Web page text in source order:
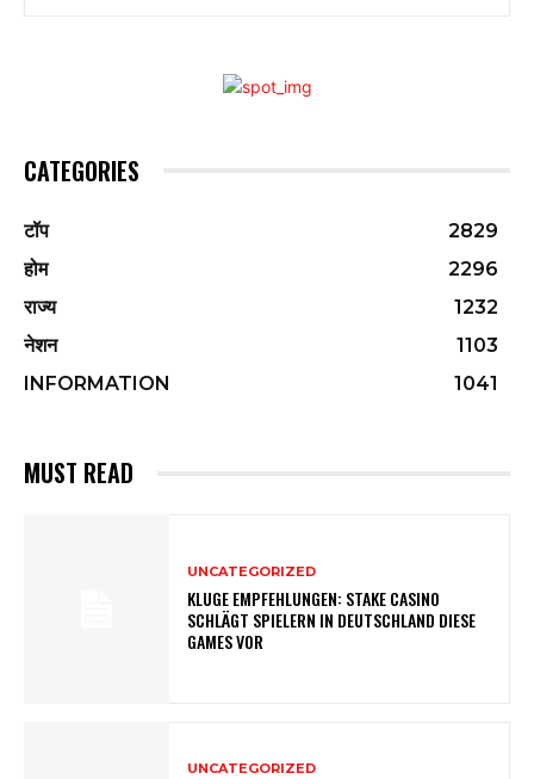
CATEGORIES
टॉप
2829
होम
2296
राज्य
1232
नेशन
1103
INFORMATION
1041
MUST READ
UNCATEGORIZED
KLUGE EMPFEHLUNGEN: STAKE CASINO
SCHLÄGT SPIELERN IN DEUTSCHLAND DIESE
GAMES VOR
UNCATEGORIZED